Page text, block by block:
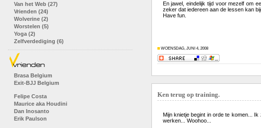
En jawel, eindelijk tijd voor mezelf om
zeker dat iedereen aan de lessen kan
Have fun.
WOENSDAG, JUNI 4, 2008
Ken terug op training.
Mijn knietje begint in orde te komen...
werken... Woohoo...
Van het Web (27)
Vrienden (24)
Wolverine (2)
Worstelen (5)
Yoga (2)
Zelfverdediging (6)
Brasa Belgium
Exit-BJJ Belgium
Felipe Costa
Maurice aka Houdini
Dan Inosanto
Erik Paulson